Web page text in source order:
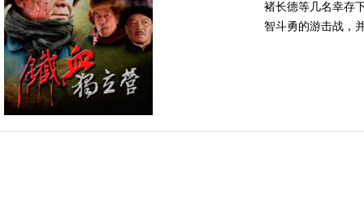
褚长德等几名幸存
智斗勇的游击战，